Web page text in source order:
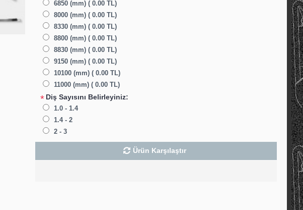
6850 (mm) ( 0.00 TL)
8000 (mm) ( 0.00 TL)
8330 (mm) ( 0.00 TL)
8800 (mm) ( 0.00 TL)
8830 (mm) ( 0.00 TL)
9150 (mm) ( 0.00 TL)
10100 (mm) ( 0.00 TL)
11000 (mm) ( 0.00 TL)
* Diş Sayısını Belirleyiniz:
1.0 - 1.4
1.4 - 2
2 - 3
Ürün Karşılaştır